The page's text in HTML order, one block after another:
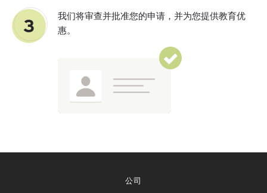
3
我们将审查并批准您的申请，并为您提供教育优
惠。
公司